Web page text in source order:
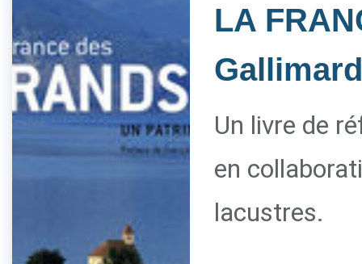
LA
Gallimard
Un livre de
en
lacustres.